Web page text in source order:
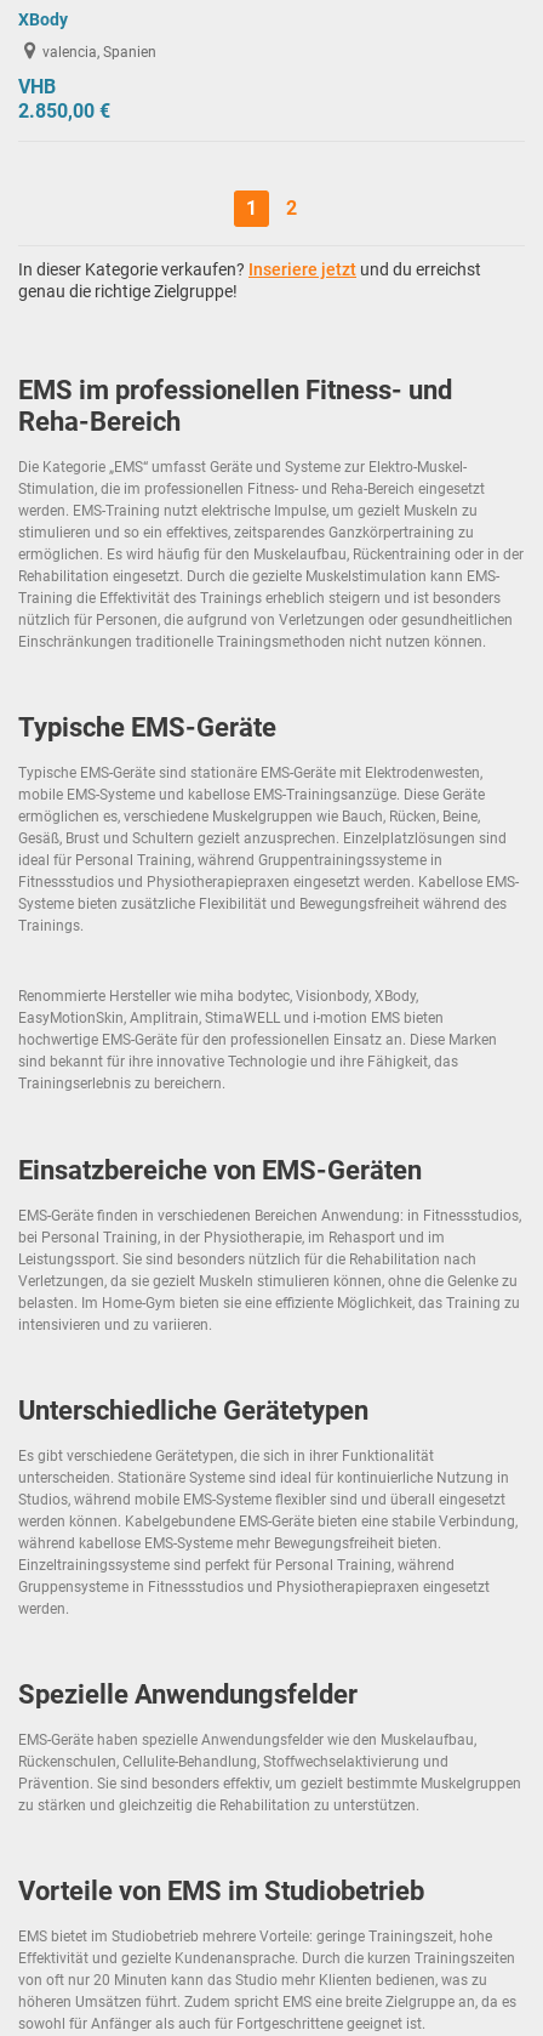
XBody
valencia, Spanien
VHB
2.850,00 €
1 2
In dieser Kategorie verkaufen? Inseriere jetzt und du erreichst
genau die richtige Zielgruppe!
EMS im professionellen Fitness- und
Reha-Bereich
Die Kategorie „EMS“ umfasst Geräte und Systeme zur Elektro-Muskel-
Stimulation, die im professionellen Fitness- und Reha-Bereich eingesetzt
werden. EMS-Training nutzt elektrische Impulse, um gezielt Muskeln zu
stimulieren und so ein effektives, zeitsparendes Ganzkörpertraining zu
ermöglichen. Es wird häufig für den Muskelaufbau, Rückentraining oder in der
Rehabilitation eingesetzt. Durch die gezielte Muskelstimulation kann EMS-
Training die Effektivität des Trainings erheblich steigern und ist besonders
nützlich für Personen, die aufgrund von Verletzungen oder gesundheitlichen
Einschränkungen traditionelle Trainingsmethoden nicht nutzen können.
Typische EMS-Geräte
Typische EMS-Geräte sind stationäre EMS-Geräte mit Elektrodenwesten,
mobile EMS-Systeme und kabellose EMS-Trainingsanzüge. Diese Geräte
ermöglichen es, verschiedene Muskelgruppen wie Bauch, Rücken, Beine,
Gesäß, Brust und Schultern gezielt anzusprechen. Einzelplatzlösungen sind
ideal für Personal Training, während Gruppentrainingssysteme in
Fitnessstudios und Physiotherapiepraxen eingesetzt werden. Kabellose EMS-
Systeme bieten zusätzliche Flexibilität und Bewegungsfreiheit während des
Trainings.
Renommierte Hersteller wie miha bodytec, Visionbody, XBody,
EasyMotionSkin, Amplitrain, StimaWELL und i-motion EMS bieten
hochwertige EMS-Geräte für den professionellen Einsatz an. Diese Marken
sind bekannt für ihre innovative Technologie und ihre Fähigkeit, das
Trainingserlebnis zu bereichern.
Einsatzbereiche von EMS-Geräten
EMS-Geräte finden in verschiedenen Bereichen Anwendung: in Fitnessstudios,
bei Personal Training, in der Physiotherapie, im Rehasport und im
Leistungssport. Sie sind besonders nützlich für die Rehabilitation nach
Verletzungen, da sie gezielt Muskeln stimulieren können, ohne die Gelenke zu
belasten. Im Home-Gym bieten sie eine effiziente Möglichkeit, das Training zu
intensivieren und zu variieren.
Unterschiedliche Gerätetypen
Es gibt verschiedene Gerätetypen, die sich in ihrer Funktionalität
unterscheiden. Stationäre Systeme sind ideal für kontinuierliche Nutzung in
Studios, während mobile EMS-Systeme flexibler sind und überall eingesetzt
werden können. Kabelgebundene EMS-Geräte bieten eine stabile Verbindung,
während kabellose EMS-Systeme mehr Bewegungsfreiheit bieten.
Einzeltrainingssysteme sind perfekt für Personal Training, während
Gruppensysteme in Fitnessstudios und Physiotherapiepraxen eingesetzt
werden.
Spezielle Anwendungsfelder
EMS-Geräte haben spezielle Anwendungsfelder wie den Muskelaufbau,
Rückenschulen, Cellulite-Behandlung, Stoffwechselaktivierung und
Prävention. Sie sind besonders effektiv, um gezielt bestimmte Muskelgruppen
zu stärken und gleichzeitig die Rehabilitation zu unterstützen.
Vorteile von EMS im Studiobetrieb
EMS bietet im Studiobetrieb mehrere Vorteile: geringe Trainingszeit, hohe
Effektivität und gezielte Kundenansprache. Durch die kurzen Trainingszeiten
von oft nur 20 Minuten kann das Studio mehr Klienten bedienen, was zu
höheren Umsätzen führt. Zudem spricht EMS eine breite Zielgruppe an, da es
sowohl für Anfänger als auch für Fortgeschrittene geeignet ist.